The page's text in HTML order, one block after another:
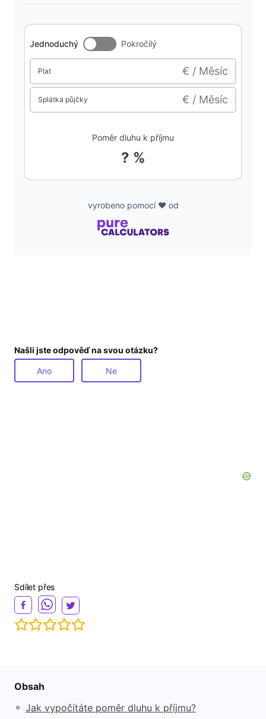
V
i
e
o
Jednoduchý Pokročilý
Plat € / Měsíc
Splátka půjčky € / Měsíc
Poměr dluhu k příjmu
? %
vyrobeno pomocí ❤️ od
Našli jste odpověď na svou otázku?
Ano Ne
Sdílet přes
Obsah
◦ Jak vypočítáte poměr dluhu k příjmu?